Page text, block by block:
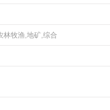
林牧渔,地矿,综合